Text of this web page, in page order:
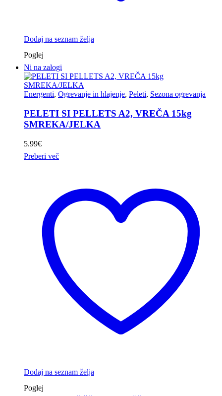
Dodaj na seznam želja
Poglej
Ni na zalogi
Energenti, Ogrevanje in hlajenje, Peleti, Sezona ogrevanja
PELETI SI PELLETS A2, VREČA 15kg
SMREKA/JELKA
5.99€
Preberi več
Dodaj na seznam želja
Poglej